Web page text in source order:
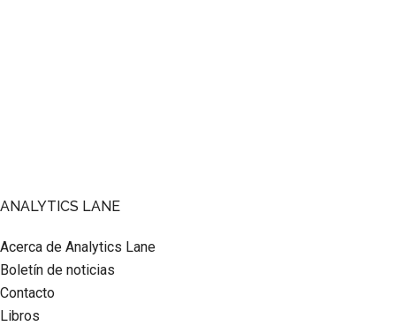
Footer
ANALYTICS LANE
Acerca de Analytics Lane
Boletín de noticias
Contacto
Libros